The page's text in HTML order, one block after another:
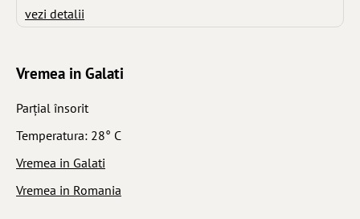
vezi detalii
Vremea in Galati
Parţial însorit
Temperatura: 28° C
Vremea in Galati
Vremea in Romania